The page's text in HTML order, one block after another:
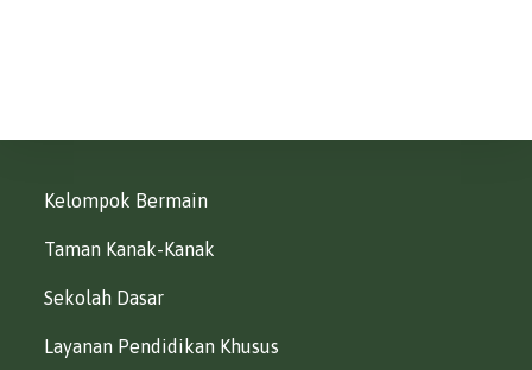
Kelompok Bermain
Taman Kanak-Kanak
Sekolah Dasar
Layanan Pendidikan Khusus